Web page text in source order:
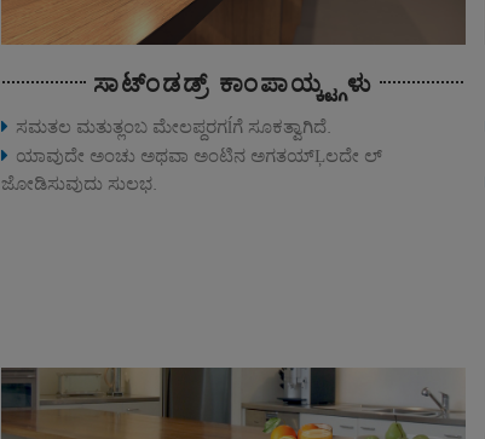
ಸಾಟ್ಂಡಡ್ರ್ ಕಾಂಪಾಯ್ಕ್ಟ್ಗಳು
ಸಮತಲ ಮತುತ್ಲಂಬ ಮೇಲಪ್ದರಗĺಗೆ ಸೂಕತ್ವಾಗಿದೆ.
ಯಾವುದೇ ಅಂಚು ಅಥವಾ ಅಂಟಿನ ಅಗತಯ್Ļಲದೇ ಲ್
ಜೋಡಿಸುವುದು ಸುಲಭ.